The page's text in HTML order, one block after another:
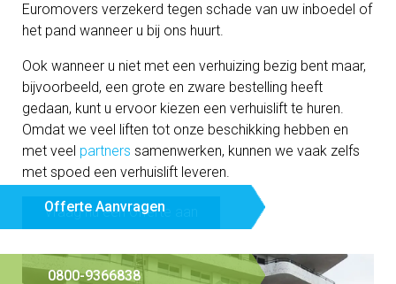
Offerte Aanvragen
0800-9366838
Euromovers verzekerd tegen schade van uw inboedel of
het pand wanneer u bij ons huurt.
Ook wanneer u niet met een verhuizing bezig bent maar,
bijvoorbeeld, een grote en zware bestelling heeft
gedaan, kunt u ervoor kiezen een verhuislift te huren.
Omdat we veel liften tot onze beschikking hebben en
met veel partners samenwerken, kunnen we vaak zelfs
met spoed een verhuislift leveren.
Vraag nu een offerte aan